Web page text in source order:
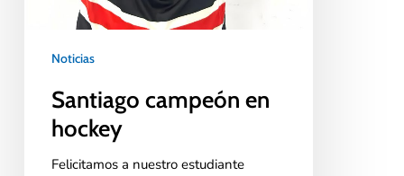
Noticias
Santiago campeón en
hockey
Felicitamos a nuestro estudiante